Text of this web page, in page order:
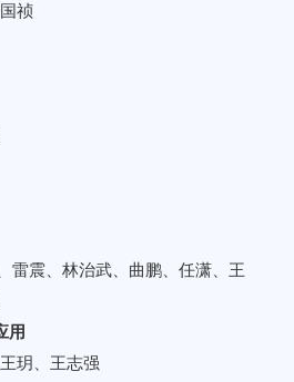
祯
雷震 、林治武、曲鹏、任潇、王
用
玥、王志强